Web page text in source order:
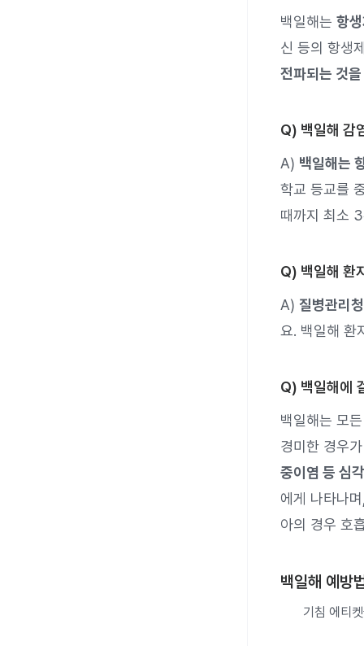
백일해는 항
신 등의 항생
전파되는 것
Q) 백일해 감
A) 백일해는
학교 등교를
때까지 최소
Q) 백일해 환
A) 질병관리
요. 백일해 환
Q) 백일해에
백일해는 모
경미한 경우
중이염 등 심
에게 나타나
아의 경우 호
백일해 예방
기침 에티